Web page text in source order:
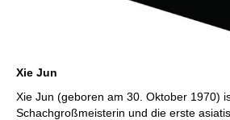
Xie Jun
Xie Jun (geboren am 30. Oktober 1970)
Schachgroßmeisterin und die erste